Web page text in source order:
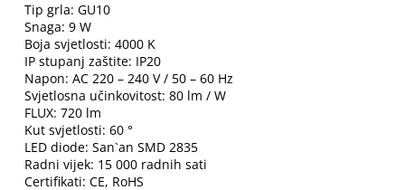
Tip grla: GU10
Snaga: 9 W
Boja svjetlosti: 4000 K
IP stupanj zaštite: IP20
Napon: AC 220 – 240 V / 50 – 60 Hz
Svjetlosna učinkovitost: 80 lm / W
FLUX: 720 lm
Kut svjetlosti: 60 °
LED diode: San`an SMD 2835
Radni vijek: 15 000 radnih sati
Certifikati: CE, RoHS